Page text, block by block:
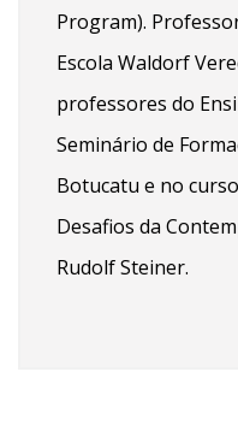
Program).
Escola Waldorf
professores do
Seminário de
Botucatu e no
Desafios da
Rudolf Steiner.